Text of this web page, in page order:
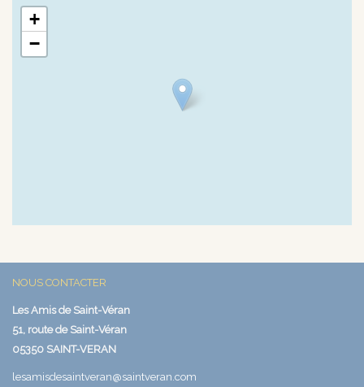
+
−
NOUS CONTACTER
Les Amis de Saint-Véran
51, route de Saint-Véran
05350 SAINT-VERAN
lesamisdesaintveran@saintveran.com